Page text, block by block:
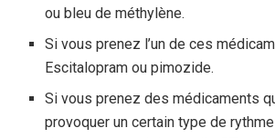
ou bleu de méthylène.
Si vous prenez l’un de ces
Escitalopram ou pimozide.
Si vous prenez des médicaments
provoquer un certain type de